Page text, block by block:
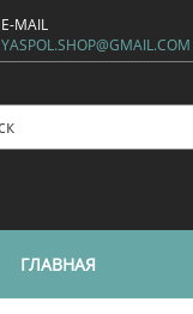
E-MAIL
YASPOL.SHOP@GMAIL.COM
ГЛАВНАЯ